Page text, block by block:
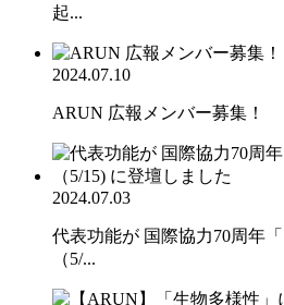
起...
2024.07.10
ARUN 広報メンバー募集！
2024.07.03
代表功能が 国際協力70周年
（5/...